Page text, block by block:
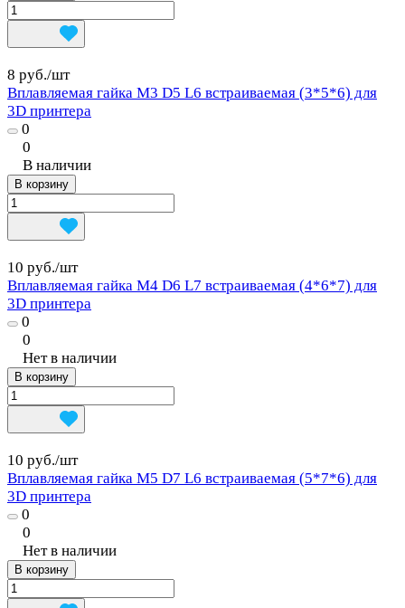
8 руб./шт
Вплавляемая гайка М3 D5 L6 встраиваемая (3*5*6) для
3D принтера
0
0
В наличии
В корзину
10 руб./шт
Вплавляемая гайка М4 D6 L7 встраиваемая (4*6*7) для
3D принтера
0
0
Нет в наличии
В корзину
10 руб./шт
Вплавляемая гайка М5 D7 L6 встраиваемая (5*7*6) для
3D принтера
0
0
Нет в наличии
В корзину